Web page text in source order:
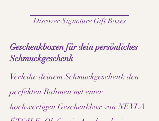
Discover Signature Gift Boxes
Geschenkboxen für dein persönliches
Schmuckgeschenk
Verleihe deinem Schmuckgeschenk den
perfekten Rahmen mit einer
hochwertigen Geschenkbox von NEYLA